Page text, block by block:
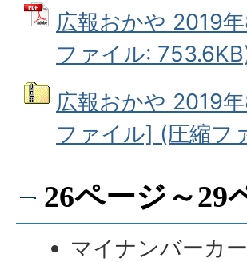
広報おかや 2019
ファイル:
広報おかや 2019
ファイル] (圧縮フ
26ページ～29
マイナンバーカ